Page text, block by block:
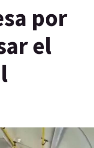
por
el